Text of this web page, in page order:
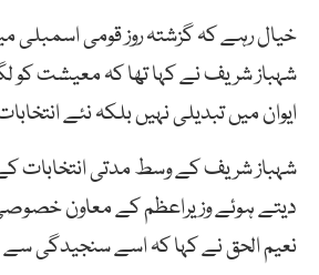
خیال رہے کہ گزشتہ روز قومی اسمبلی
شہباز شریف نے کہا تھا کہ معیشت کو
ایوان میں تبدیلی نہیں بلکہ نئے
شہباز شریف کے وسط مدتی انتخابات
دیتے ہوئے وزیراعظم کے معاون
نعیم الحق نے کہا کہ اسے سنجیدگی سے